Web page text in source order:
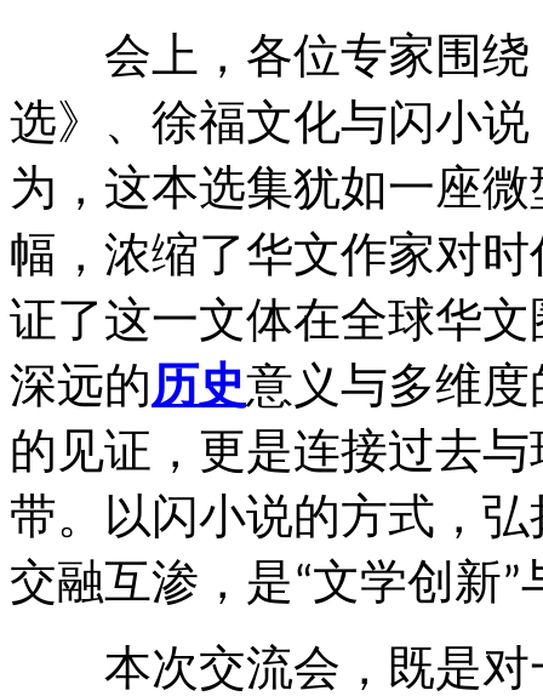
会上，各位专家围绕
选》、徐福文化与闪小
为，这本选集犹如一座
幅，浓缩了华文作家对
证了这一文体在全球华
深远的历史意义与多维
的见证，更是连接过去
带。以闪小说的方式，
交融互渗，是“文学创新”
本次交流会，既是对